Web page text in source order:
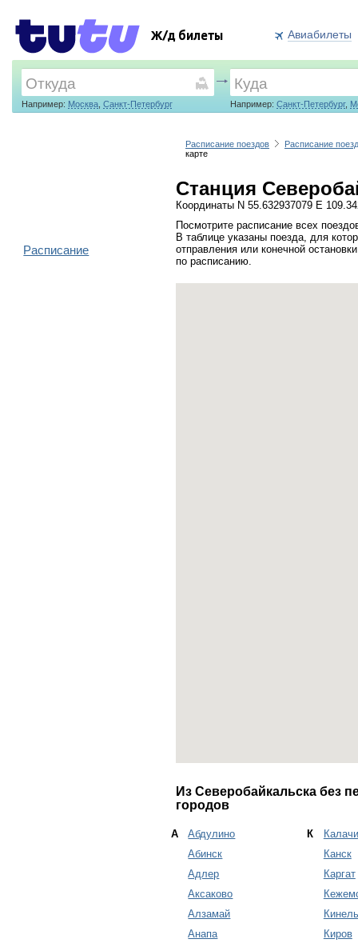
Ж/д билеты Авиабилеты
Например: Москва, Санкт-Петербург Например: Санкт-Петербург,
Расписание поездов
Расписание
карте
Станция
Координаты N 55.632937079 E
Посмотрите расписание всех
В таблице указаны поезда, для
отправления или конечной
по расписанию.
Расписание
Из Северобайкальска без
городов
А
Абдулино
Абинск
Адлер
Аксаково
Алзамай
Анапа
К
Канск
Каргат
Кинель
Киров